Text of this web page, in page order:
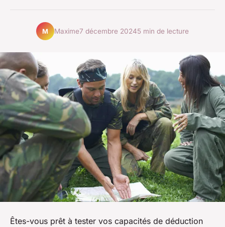
M Maxime7 décembre 20245 min de lecture
Êtes-vous prêt à tester vos capacités de déduction